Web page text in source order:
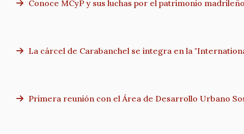
Conoce MCyP y sus luchas por el patrimonio
La cárcel de Carabanchel se integra en la
Primera reunión con el Área de Desarrollo Urbano